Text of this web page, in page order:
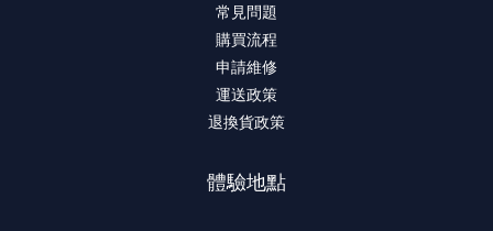
常見問題
購買流程
申請維修
運送政策
退換貨政策
體驗地點